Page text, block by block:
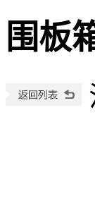
围板